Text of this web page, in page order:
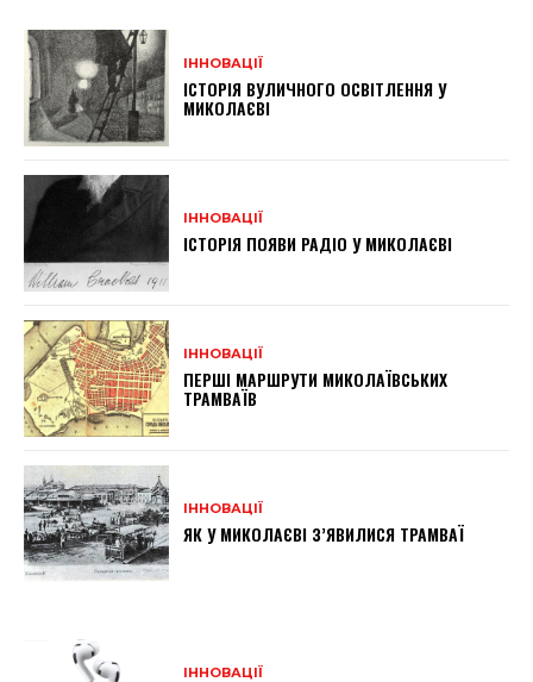
ІННОВАЦІЇ
ІСТОРІЯ ВУЛИЧНОГО ОСВІТЛЕННЯ У
МИКОЛАЄВІ
ІННОВАЦІЇ
ІСТОРІЯ ПОЯВИ РАДІО У МИКОЛАЄВІ
ІННОВАЦІЇ
ПЕРШІ МАРШРУТИ МИКОЛАЇВСЬКИХ
ТРАМВАЇВ
ІННОВАЦІЇ
ЯК У МИКОЛАЄВІ З’ЯВИЛИСЯ ТРАМВАЇ
ІННОВАЦІЇ